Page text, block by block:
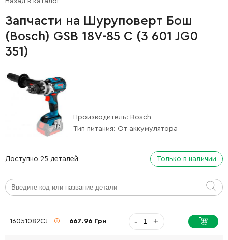
Запчасти на Шуруповерт Бош
(Bosch) GSB 18V-85 C (3 601 JG0
351)
Производитель: Bosch
Тип питания: От аккумулятора
Доступно 25 деталей Только в наличии
16051082CJ 667.96 Грн - +